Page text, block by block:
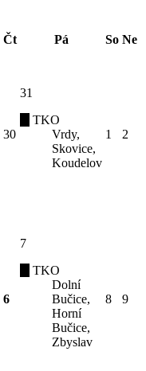
Čt Pá So Ne
30
31
TKO
Vrdy,
Skovice,
Koudelov
1 2
6
7
TKO
Dolní
Bučice,
Horní
Bučice,
Zbyslav
8 9